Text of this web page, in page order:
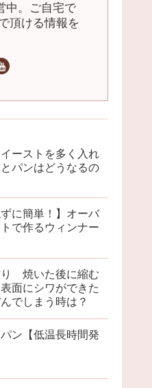
中。ご自宅で
頂ける情報を
イーストを多く入れ
パンはどうなるの
ずに簡単！】オーバ
で作るウィンナー
り 焼いた後に縮む
面にシワができた
でしまう時は？
ン【低温長時間発